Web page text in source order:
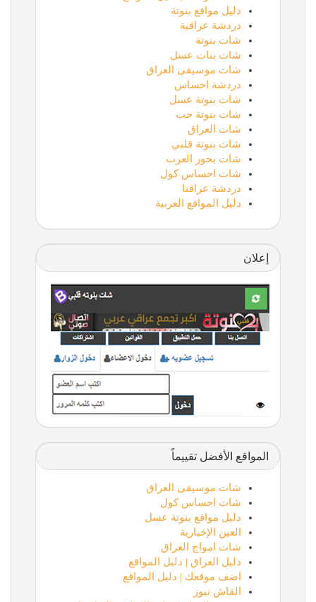
دليل مواقع بنوتة
دردشة عراقية
شات بنوتة
شات بنات عسل
شات موسيقى العراق
دردشة احساس
شات بنوتة عسل
شات بنوتة حب
شات العراق
شات بنوتة قلبي
شات بحور العرب
شات احساس كول
دردشة عراقنا
دليل المواقع العربية
إعلان
المواقع الأفضل تقييماً
شات موسيقى العراق
شات احساس كول
دليل مواقع بنوتة عسل
العين الإخبارية
شات امواج العراق
دليل العراق | دليل المواقع
اضف موقعك | دليل المواقع
القاش نيوز